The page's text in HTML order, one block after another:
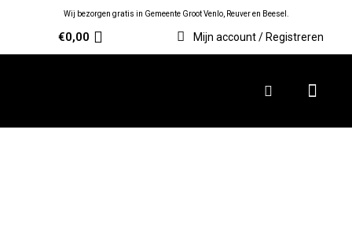
Wij bezorgen gratis in Gemeente Groot Venlo, Reuver en Beesel.
€0,00 Mijn account / Registreren